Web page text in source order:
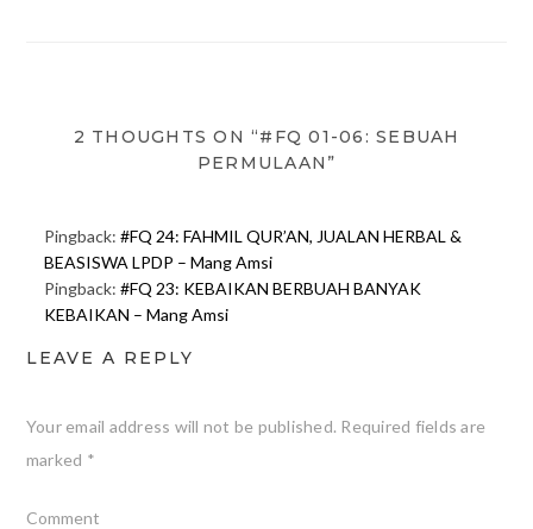
2 THOUGHTS ON “#FQ 01-06: SEBUAH
PERMULAAN”
Pingback: #FQ 24: FAHMIL QUR’AN, JUALAN HERBAL &
BEASISWA LPDP – Mang Amsi
Pingback: #FQ 23: KEBAIKAN BERBUAH BANYAK
KEBAIKAN – Mang Amsi
LEAVE A REPLY
Your email address will not be published. Required fields are
marked *
Comment